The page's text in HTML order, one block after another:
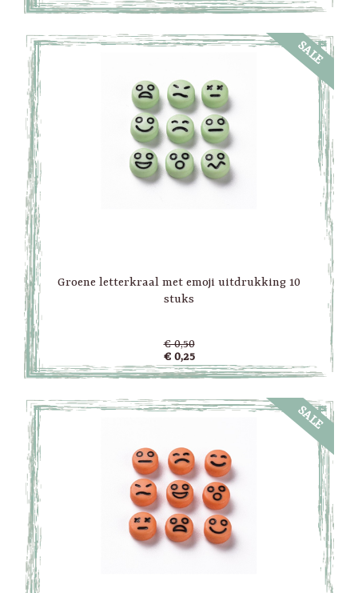
SALE
Groene letterkraal met emoji uitdrukking 10
stuks
€ 0,50
€ 0,25
SALE